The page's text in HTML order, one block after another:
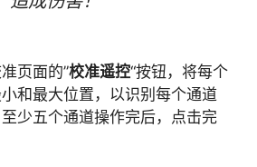
页面的”校准遥控“按钮，将每个
和最大位置，以识别每个通道
少五个通道操作完后，点击完